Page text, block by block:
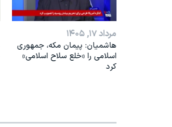
مرداد ۱۷, ۱۴۰۵
هاشمیان: پیمان مکه، جمهوری
اسلامی را «خلع سلاح اسلامی»
کرد